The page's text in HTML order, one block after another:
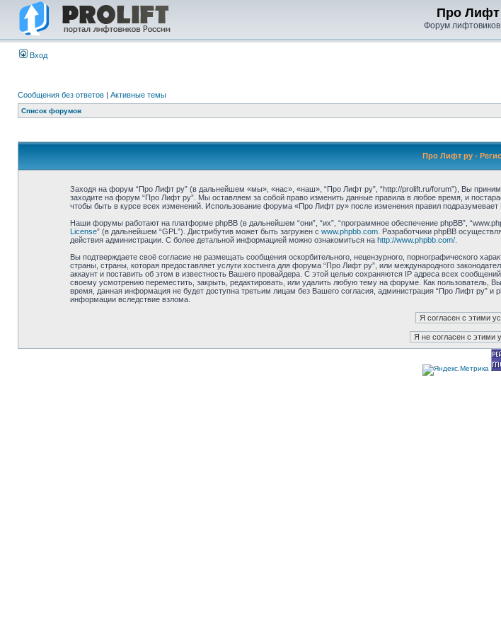
Про Лифт
Форум лифтовиков
Вход
Сообщения без ответов | Активные темы
Список форумов
Про Лифт ру -
Заходя на форум “Про Лифт ру” (в дальнейшем «мы», «нас», «наш», “Про Лифт ру”, “http://prolift.ru/forum”), Вы
заходите на форум “Про Лифт ру”. Мы оставляем за собой право изменить данные правила в любое время, и
чтобы быть в курсе всех изменений. Использование форума «Про Лифт ру» после изменения правил подразумевает
Наши форумы работают на платформе phpBB (в дальнейшем “они”, “их”, “программное обеспечение phpBB”,
License” (в дальнейшем “GPL”). Дистрибутив может быть загружен с www.phpbb.com. Разработчики phpBB
действия администрации. С более детальной информацией можно ознакомиться на http://www.phpbb.com/.
Вы подтверждаете своё согласие не размещать сообщения оскорбительного, нецензурного, порнографического
страны, страны, которая предоставляет услуги хостинга для форума “Про Лифт ру”, или международного
аккаунт и поставить об этом в известность Вашего провайдера. С этой целью сохраняются IP адреса всех
своему усмотрению переместить, закрыть, редактировать, или удалить любую тему на форуме. Как пользователь,
время, данная информация не будет доступна третьим лицам без Вашего согласия, администрация “Про Лифт ру” и
информации вследствие взлома.